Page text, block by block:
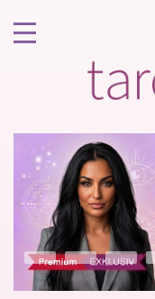
Kunde werden
Berater werden
Kartenlegen
Gästebuch